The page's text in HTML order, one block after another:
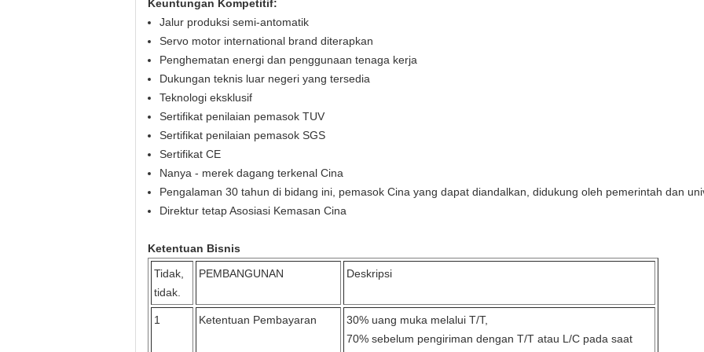
Keuntungan Kompetitif:
Jalur produksi semi-antomatik
Servo motor international brand diterapkan
Penghematan energi dan penggunaan tenaga kerja
Dukungan teknis luar negeri yang tersedia
Teknologi eksklusif
Sertifikat penilaian pemasok TUV
Sertifikat penilaian pemasok SGS
Sertifikat CE
Nanya - merek dagang terkenal Cina
Pengalaman 30 tahun di bidang ini, pemasok Cina yang dapat diandalkan, didukung oleh pemerintah dan
Direktur tetap Asosiasi Kemasan Cina
Ketentuan Bisnis
Tidak,
tidak.
PEMBANGUNAN Deskripsi
1 Ketentuan Pembayaran
30% uang muka melalui T/T,
70% sebelum pengiriman dengan T/T atau L/C pada saat